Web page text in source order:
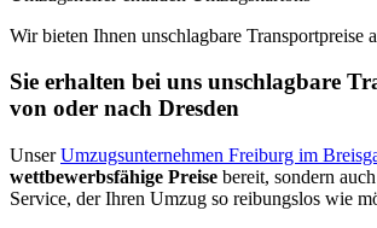
Wir bieten Ihnen unschlagbare Transportpreise
Sie erhalten bei uns unschlagbare
von oder nach Dresden
UnserUmzugsunternehmen Freiburg im
wettbewerbsfähige Preise bereit, sondern
Service, der Ihren Umzug so reibungslos wie